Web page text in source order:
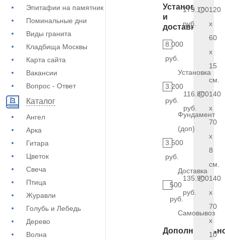
Эпитафии на памятник
Поминальные дни
Виды гранита
Кладбища Москвы
Карта сайта
Вакансии
Вопрос - Ответ
Каталог
Ангел
Арка
Гитара
Цветок
Свеча
Птица
Журавли
Голубь и Лебедь
Дерево
Волна
Установка
и
доставка
8.000
руб.
Установка
3.200
руб.
Фундамент
(доп)
3.500
руб.
Доставка
500
руб.
Самовывоз
179.100
руб.
120
x
60
x
15
см.
116.800
руб.
140
x
70
x
8
см.
135.900
руб.
140
x
70
x
10